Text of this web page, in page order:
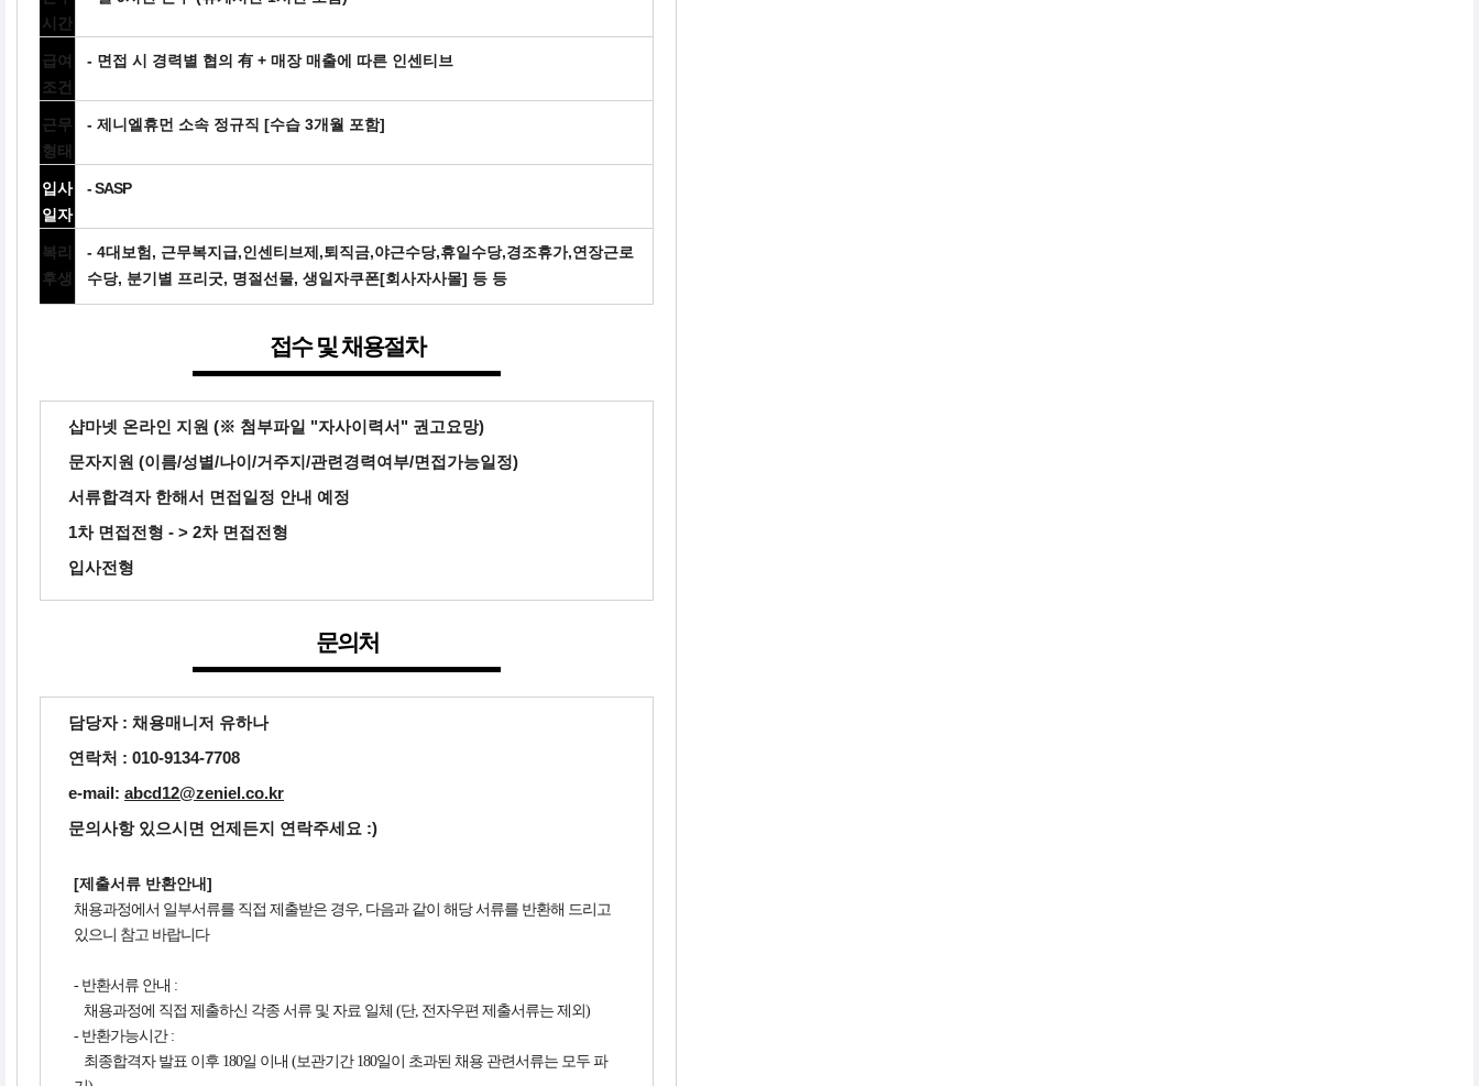
시간
급여
조건
- 면접 시 경력별 협의 有 + 매장 매출에 따른 인센티브
근무
형태
- 제니엘휴먼 소속 정규직 [수습 3개월 포함]
입사
일자
- SASP
복리
후생
- 4대보험, 근무복지급,인센티브제,퇴직금,야근수당,휴일수당,경조휴가,연장근로
수당, 분기별 프리굿, 명절선물, 생일자쿠폰[회사자사몰] 등 등
접수 및 채용절차
샵마넷 온라인 지원 (※ 첨부파일 "자사이력서" 권고요망)
문자지원 (이름/성별/나이/거주지/관련경력여부/면접가능일정)
서류합격자 한해서 면접일정 안내 예정
1차 면접전형 - > 2차 면접전형
입사전형
문의처
담당자 : 채용매니저 유하나
연락처 : 010-9134-7708
e-mail: abcd12@zeniel.co.kr
문의사항 있으시면 언제든지 연락주세요 :)
[제출서류 반환안내]
채용과정에서 일부서류를 직접 제출받은 경우, 다음과 같이 해당 서류를 반환해 드리고
있으니 참고 바랍니다
- 반환서류 안내 :
채용과정에 직접 제출하신 각종 서류 및 자료 일체 (단, 전자우편 제출서류는 제외)
- 반환가능시간 :
최종합격자 발표 이후 180일 이내 (보관기간 180일이 초과된 채용 관련서류는 모두 파